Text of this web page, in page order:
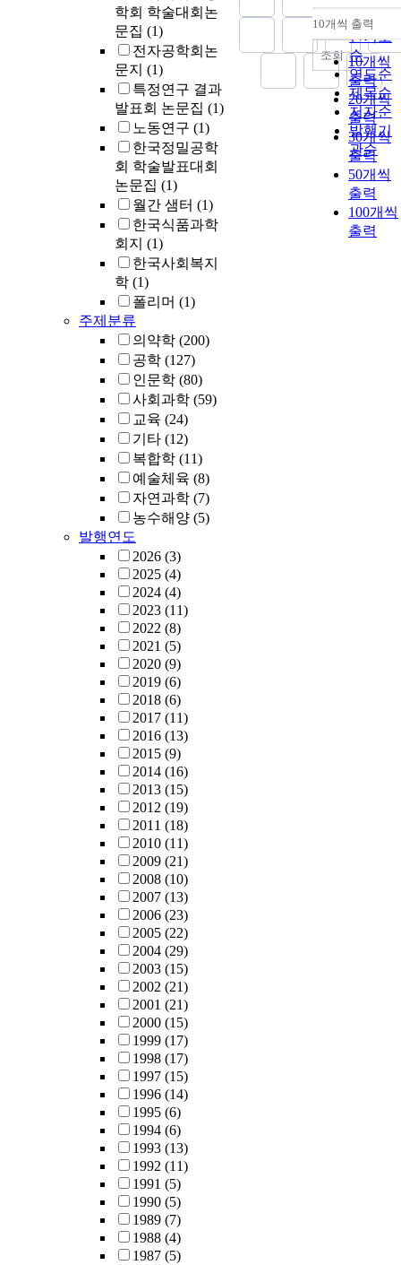
학회 학술대회논
문집 (1)
전자공학회논
문지 (1)
특정연구 결과
발표회 논문집 (1)
노동연구 (1)
한국정밀공학
회 학술발표대회
논문집 (1)
월간 샘터 (1)
한국식품과학
회지 (1)
한국사회복지
학 (1)
폴리머 (1)
주제분류
의약학 (200)
공학 (127)
인문학 (80)
사회과학 (59)
교육 (24)
기타 (12)
복합학 (11)
예술체육 (8)
자연과학 (7)
농수해양 (5)
발행연도
2026 (3)
2025 (4)
2024 (4)
2023 (11)
2022 (8)
2021 (5)
2020 (9)
2019 (6)
2018 (6)
2017 (11)
2016 (13)
2015 (9)
2014 (16)
2013 (15)
2012 (19)
2011 (18)
2010 (11)
2009 (21)
2008 (10)
2007 (13)
2006 (23)
2005 (22)
2004 (29)
2003 (15)
2002 (21)
2001 (21)
2000 (15)
1999 (17)
1998 (17)
1997 (15)
1996 (14)
1995 (6)
1994 (6)
1993 (13)
1992 (11)
1991 (5)
1990 (5)
1989 (7)
1988 (4)
1987 (5)
순
인기도
순
연도순
제목순
저자순
발행기
관순
내림차
10개씩 출력
10개씩
출력
20개씩
출력
30개씩
출력
50개씩
출력
100개씩
출력
조회